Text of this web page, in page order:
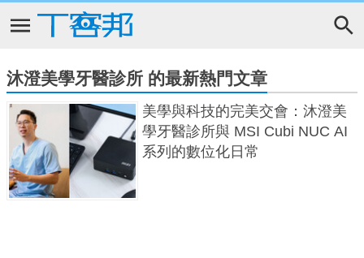
沐澄美學牙醫診所 的最新熱門文章
美學與科技的完美交會：沐澄美
學牙醫診所與 MSI Cubi NUC AI
系列的數位化日常